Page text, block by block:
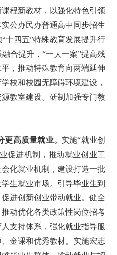
程新教材，以强化特色引领
公办民办普通高中同步招生
十四五”特殊教育发展提升行
合提升，“一人一案”提高残
，推动特殊教育向两端延伸
校和校园无障碍环境建设，
教室建设。研制加强专门教
更高质量就业。 实施“就业创
促进机制，推动就业创业工
化就业机制，建设打造一批
生就业市场。引导毕业生到
进创新创业带动就业。健全
动优化各类政策性岗位招考
支持体系，强化就业指导服
金课和优秀教材。实施宏志